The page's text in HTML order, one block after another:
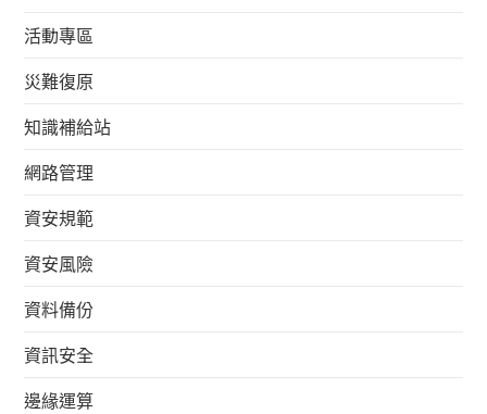
活動專區
災難復原
知識補給站
網路管理
資安規範
資安風險
資料備份
資訊安全
邊緣運算